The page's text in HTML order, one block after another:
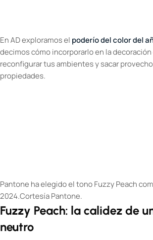
En AD exploramos el poderío del color del
decimos cómo incorporarlo en la
reconfigurar tus ambientes y sacar
propiedades.
Pantone ha elegido el tono Fuzzy Peach
2024.Cortesía Pantone.
Fuzzy Peach: la calidez de
neutro